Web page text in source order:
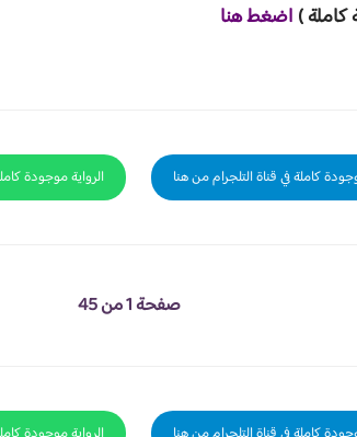
كاملة ) اضغط هنا
كاملة في قناة التلجرام من هنا الرواية موجودة
صفحة 1 من 45